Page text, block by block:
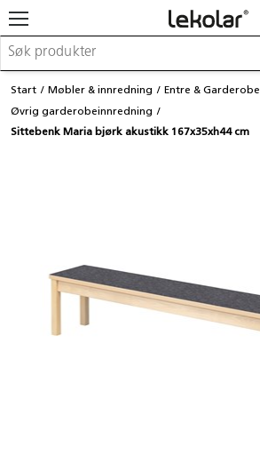
Møbler & innredning
Lekeplassutstyr & utemiljø
Kunst & håndverk
Leker & sykler
Kontakt oss
Kampanjer/kataloger
Start Møbler & innredning Entre & Garderobe
Øvrig garderobeinnredning
Sittebenk Maria bjørk akustikk 167x35xh44 cm